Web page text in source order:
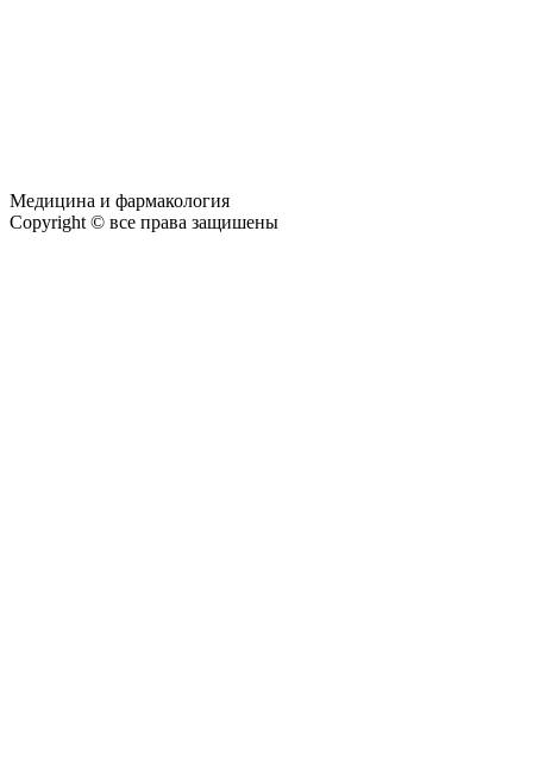
Медицина и фармакология
Copyright © все права защишены